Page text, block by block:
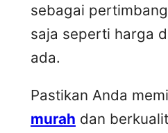
sebagai
saja seperti harga
ada.
Pastikan Anda
murah dan